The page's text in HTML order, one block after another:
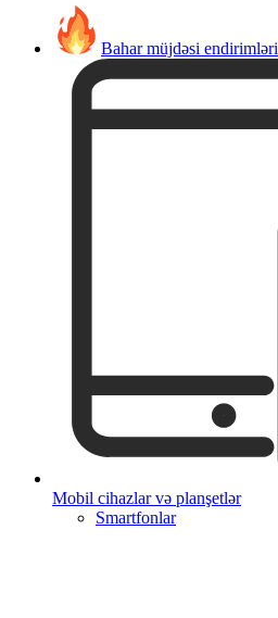
Bahar müjdəsi endirimləri
Mobil cihazlar və planşetlər
Smartfonlar